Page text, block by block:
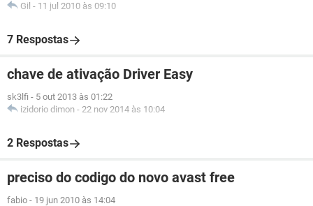
Gil - 11 jul 2010 às 09:10
7 Respostas
chave de ativação Driver Easy
sk3lfi - 5 out 2013 às 01:22
izidorio dimon - 22 nov 2014 às 10:04
2 Respostas
preciso do codigo do novo avast free
fabio - 19 jun 2010 às 14:04